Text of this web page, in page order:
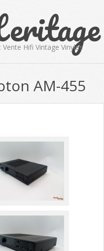
Hifi Vintage Vinyles
AM-455